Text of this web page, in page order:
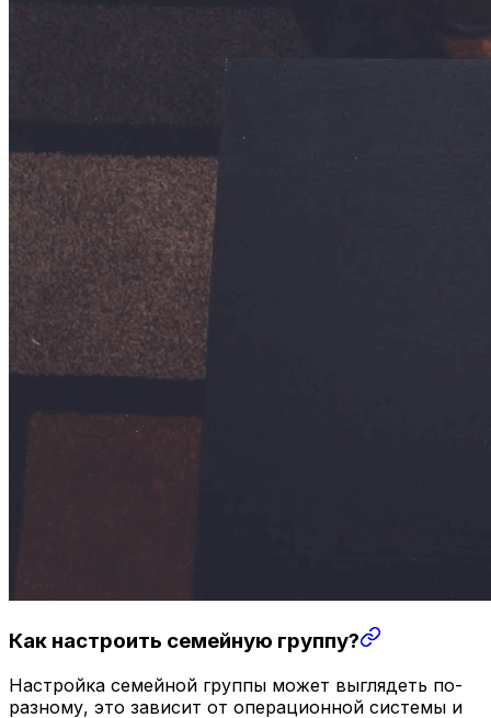
Как настроить семейную группу?
Настройка семейной группы может выглядеть по-
разному, это зависит от операционной системы и